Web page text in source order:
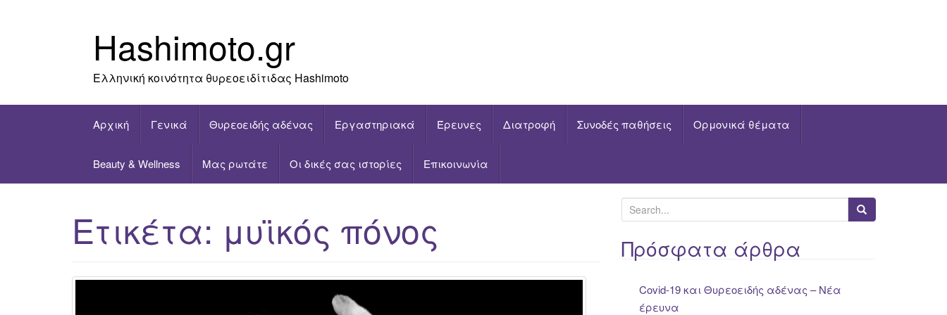
Hashimoto.gr
Ελληνική κοινότητα θυρεοειδίτιδας Hashimoto
Αρχική Γενικά Θυρεοειδής αδένας Εργαστηριακά Έρευνες Διατροφή Συνοδές παθήσεις Ορμονικά θέματα
Beauty & Wellness Μας ρωτάτε Οι δικές σας ιστορίες Επικοινωνία
Ετικέτα: μυϊκός πόνος
e
a
rΠρόσφατα άρθρα
Covid-19 και Θυρεοειδής αδένας – Νέα
έρευνα